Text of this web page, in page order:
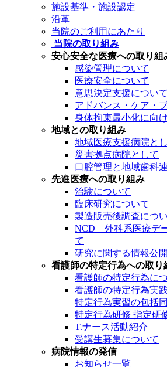
施設基準・施設認定
沿革
当院のご利用にあたり
当院の取り組み
安心安全な医療への取り組
感染管理について
医療安全について
意思決定支援について
アドバンス・ケア・
身体拘束最小化に向
地域との取り組み
地域医療支援病院と
災害拠点病院として
口腔管理と地域歯科
先進医療への取り組み
治験について
臨床研究について
製造販売後調査につ
NCD 外科系医療デ
て
研究に関する情報公
看護師の特定行為への取り
看護師の特定行為に
看護師の特定行為実
特定行為実習の包括
特定行為研修 指定研
T.ナース活動紹介
受講生募集について
病院情報の発信
お知らせ一覧